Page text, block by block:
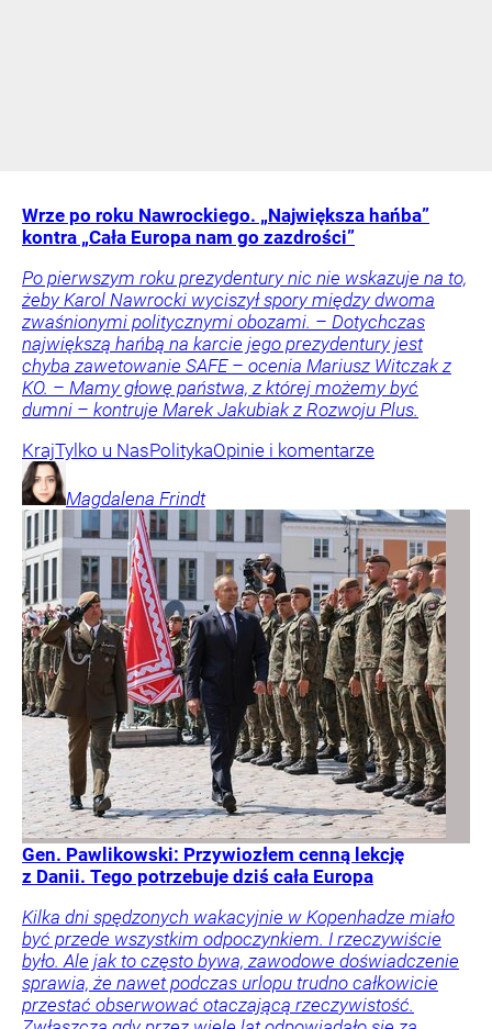
Wrze po roku Nawrockiego. „Największa hańba”
kontra „Cała Europa nam go zazdrości”
Po pierwszym roku prezydentury nic nie wskazuje na to,
żeby Karol Nawrocki wyciszył spory między dwoma
zwaśnionymi politycznymi obozami. – Dotychczas
największą hańbą na karcie jego prezydentury jest
chyba zawetowanie SAFE – ocenia Mariusz Witczak z
KO. – Mamy głowę państwa, z której możemy być
dumni – kontruje Marek Jakubiak z Rozwoju Plus.
KrajTylko u NasPolitykaOpinie i komentarze
Magdalena Frindt
Gen. Pawlikowski: Przywiozłem cenną lekcję
z Danii. Tego potrzebuje dziś cała Europa
Kilka dni spędzonych wakacyjnie w Kopenhadze miało
być przede wszystkim odpoczynkiem. I rzeczywiście
było. Ale jak to często bywa, zawodowe doświadczenie
sprawia, że nawet podczas urlopu trudno całkowicie
przestać obserwować otaczającą rzeczywistość.